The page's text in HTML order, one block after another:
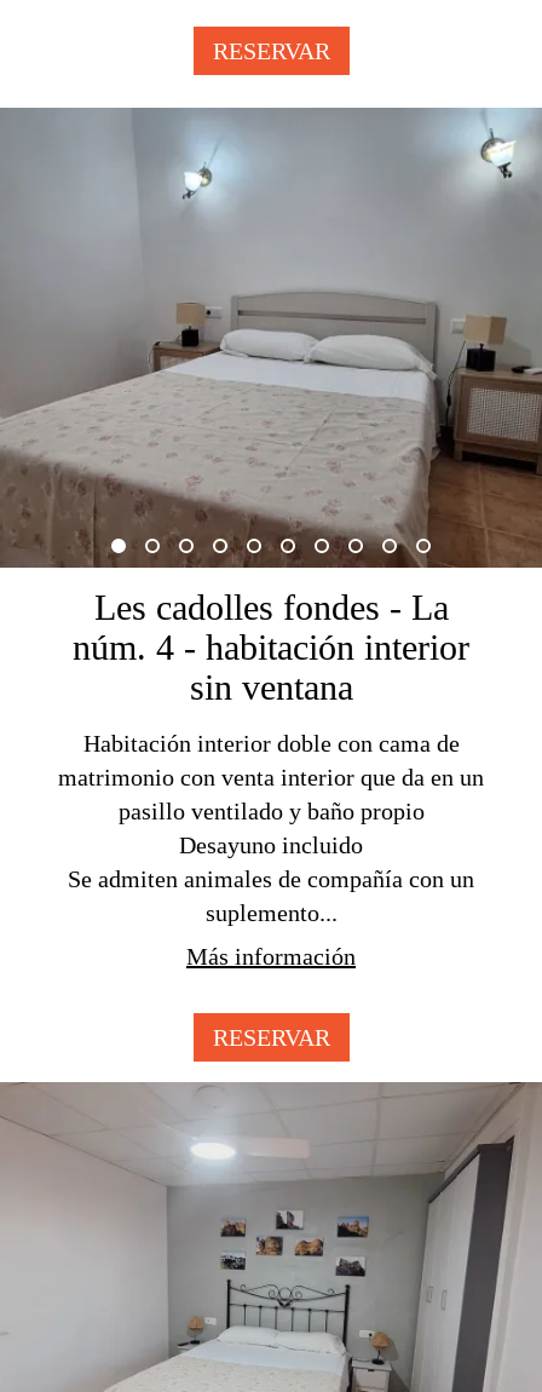
RESERVAR
Les cadolles fondes - La
núm. 4 - habitación interior
sin ventana
Habitación interior doble con cama de
matrimonio con venta interior que da en un
pasillo ventilado y baño propio
Desayuno incluido
Se admiten animales de compañía con un
suplemento...
Más información
RESERVAR